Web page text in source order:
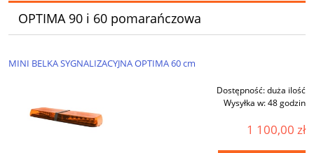
OPTIMA 90 i 60 pomarańczowa
MINI BELKA SYGNALIZACYJNA OPTIMA 60 cm
Dostępność:duża ilość
Wysyłka w:48 godzin
1 100,00 zł